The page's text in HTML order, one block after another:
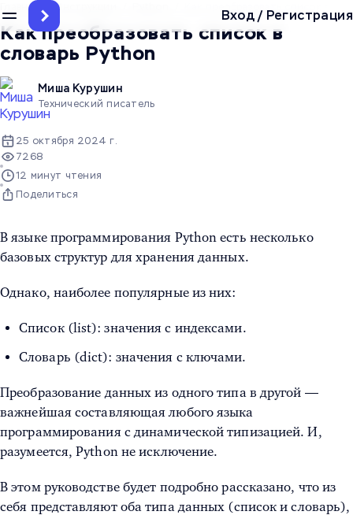
Вход/ Регистрация
Главная Инструкции
Как преобразовать список в
словарь Python
Миша Курушин
Технический писатель
25 октября 2024 г.
7268
12 минут чтения
Поделиться
В языке программирования Python есть несколько
базовых структур для хранения данных.
Однако, наиболее популярные из них:
Список (list): значения с индексами.
Словарь (dict): значения с ключами.
Преобразование данных из одного типа в другой —
важнейшая составляющая любого языка
программирования с динамической типизацией. И,
разумеется, Python не исключение.
В этом руководстве будет подробно рассказано, что из
себя представляют оба типа данных (список и словарь),